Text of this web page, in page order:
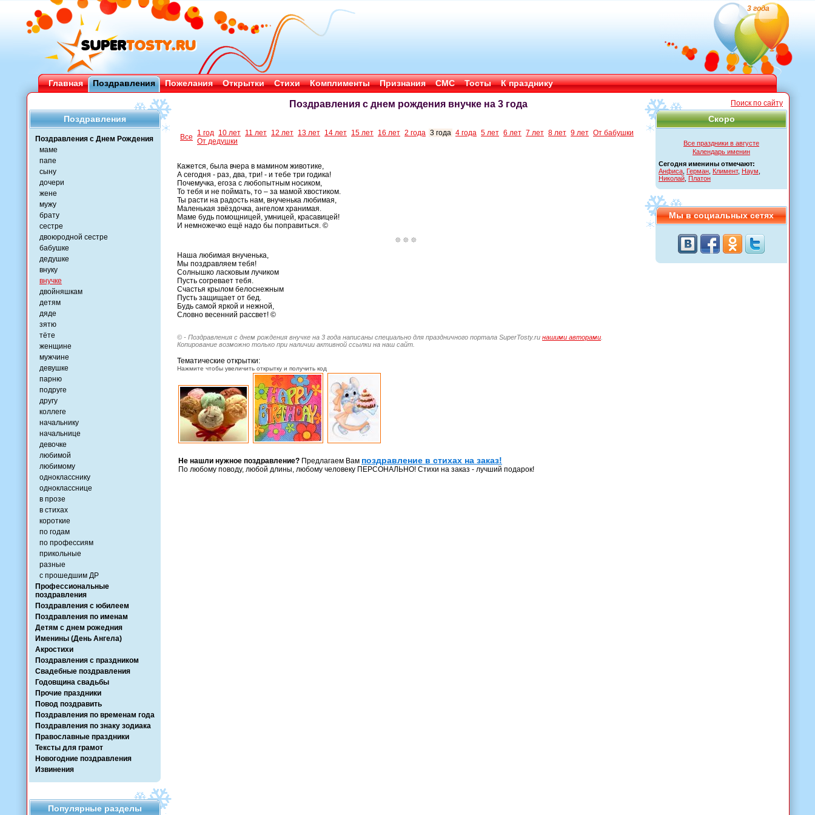
3 года
Главная Поздравления Пожелания Открытки Стихи Комплименты Признания СМС Тосты К празднику
Поздравления
Поздравления с Днем Рождения
маме
папе
сыну
дочери
жене
мужу
брату
сестре
двоюродной сестре
бабушке
дедушке
внуку
внучке
двойняшкам
детям
дяде
зятю
тёте
женщине
мужчине
девушке
парню
подруге
другу
коллеге
начальнику
начальнице
девочке
любимой
любимому
однокласснику
однокласснице
в прозе
в стихах
короткие
по годам
по профессиям
прикольные
разные
с прошедшим ДР
Профессиональные
поздравления
Поздравления с юбилеем
Поздравления по именам
Детям с днем рожедния
Именины (День Ангела)
Акростихи
Поздравления с праздником
Свадебные поздравления
Годовщина свадьбы
Прочие праздники
Повод поздравить
Поздравления по временам года
Поздравления по знаку зодиака
Православные праздники
Тексты для грамот
Новогодние поздравления
Извинения
Популярные разделы
Поиск по сайту
Скоро
Все праздники в августе
Календарь именин
Сегодня именины отмечают:
Анфиса Герман Климент, Наум
Николай Платон
Мы в социальных сетях
Поздравления с днем рождения внучке на 3 года
Все 1 год 10 лет 11 лет 12 лет 13 лет 14 лет 15 лет 16 лет 2 года 3 года 4 года 5 лет 6 лет 7 лет 8 лет 9 лет От бабушки
От дедушки
Кажется, была вчера в мамином животике,
А сегодня - раз, два, три! - и тебе три годика!
Почемучка, егоза с любопытным носиком,
То тебя и не поймать, то – за мамой хвостиком.
Ты расти на радость нам, внученька любимая,
Маленькая звёздочка, ангелом хранимая.
Маме будь помощницей, умницей, красавицей!
И немножечко ещё надо бы поправиться. ©
Наша любимая внученька,
Мы поздравляем тебя!
Солнышко ласковым лучиком
Пусть согревает тебя.
Счастья крылом белоснежным
Пусть защищает от бед.
Будь самой яркой и нежной,
Словно весенний рассвет! ©
© - Поздравления с днем рождения внучке на 3 года написаны специально для праздничного портала SuperTosty.ru нашими авторами
Копирование возможно только при наличии активной ссылки на наш сайт.
Тематические открытки:
Нажмите чтобы увеличить открытку и получить код
Не нашли нужное поздравление? Предлагаем Вам поздравление в стихах на заказ!
По любому поводу, любой длины, любому человеку ПЕРСОНАЛЬНО! Стихи на заказ - лучший подарок!